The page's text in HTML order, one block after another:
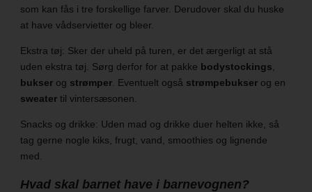
som kan fås i tre forskellige farver. Derudover skal du huske
at have vådservietter og bleer.
Ekstra tøj: Sker der uheld på turen, er det ærgerligt at stå
uden ekstra tøj. Sørg derfor for at pakke bodystockings
bukserog strømper. Eventuelt også strømpebukserog en
sweatertil vintersæsonen.
Snacks og drikke: Uden mad og drikke duer helten ikke, så
tag gerne nogle kiks, frugt, vand, smoothies og lignende
med.
Hvad skal barnet have i barnevognen?